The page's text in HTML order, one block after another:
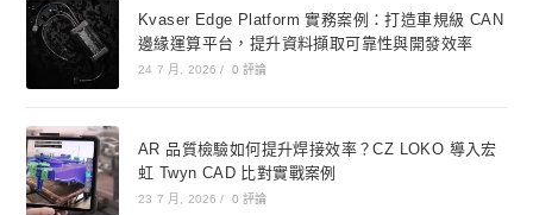
Kvaser Edge Platform 實務案例：打造車規級 CAN
邊緣運算平台，提升資料擷取可靠性與開發效率
24 7 月, 2026 / 0 評論
AR 品質檢驗如何提升焊接效率？CZ LOKO 導入宏
虹 Twyn CAD 比對實戰案例
23 7 月, 2026 / 0 評論